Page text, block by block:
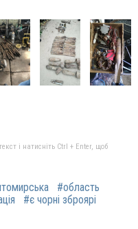
і натисніть Ctrl + Enter, щоб
#область
#є чорні зброярі